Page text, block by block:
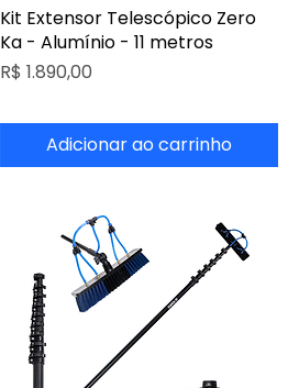
Kit Extensor Telescópico Zero
Ka - Alumínio - 11 metros
Preço
R$ 1.890,00
Adicionar ao carrinho